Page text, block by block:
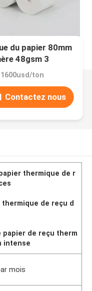
du papier 80mm
48gsm 3
papier
1600usd/ton
Contactez nous
thermique de r
thermique de reçu d
papier de reçu therm
intense
mois